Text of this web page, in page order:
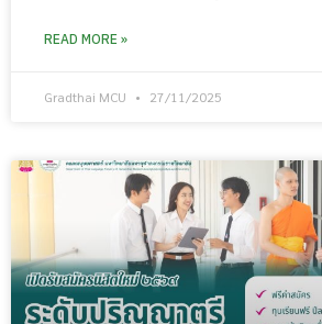
READ MORE »
Gradthai MCU 27/11/2025